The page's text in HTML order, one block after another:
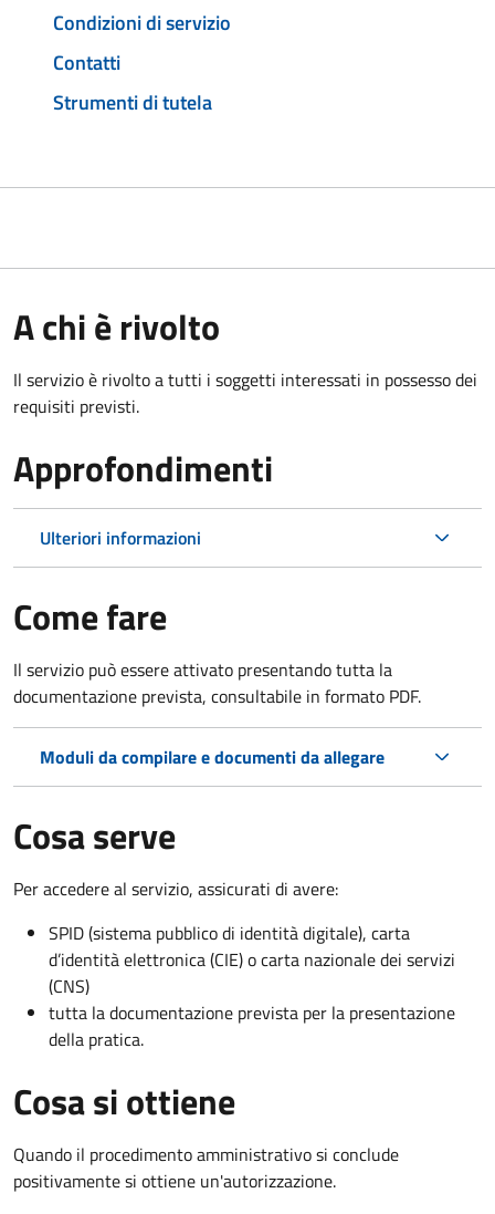
Condizioni di servizio
Contatti
Strumenti di tutela
A chi è rivolto
Il servizio è rivolto a tutti i soggetti interessati in possesso dei
requisiti previsti.
Approfondimenti
Ulteriori informazioni
Come fare
Il servizio può essere attivato presentando tutta la
documentazione prevista, consultabile in formato PDF.
Moduli da compilare e documenti da allegare
Cosa serve
Per accedere al servizio, assicurati di avere:
SPID (sistema pubblico di identità digitale), carta
d’identità elettronica (CIE) o carta nazionale dei servizi
(CNS)
tutta la documentazione prevista per la presentazione
della pratica.
Cosa si ottiene
Quando il procedimento amministrativo si conclude
positivamente si ottiene un'autorizzazione.